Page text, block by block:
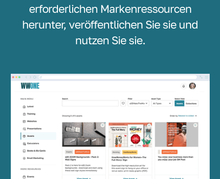
erforderlichen Markenressourcen
herunter, veröffentlichen Sie sie und
nutzen Sie sie.